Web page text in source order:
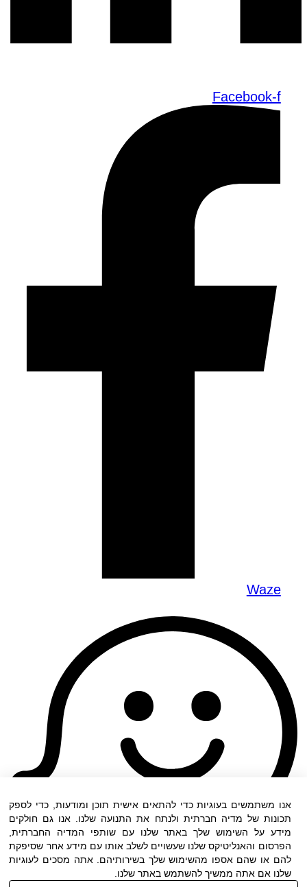
Facebook-f
Waze
אנו משתמשים בעוגיות כדי להתאים אישית תוכן ומודעות, כדי לספק
תכונות של מדיה חברתית ולנתח את התנועה שלנו. אנו גם חולקים
מידע על השימוש שלך באתר שלנו עם שותפי המדיה החברתית,
הפרסום והאנליטיקס שלנו שעשויים לשלב אותו עם מידע אחר שסיפקת
להם או שהם אספו מהשימוש שלך בשירותיהם. אתה מסכים לעוגיות
שלנו אם אתה ממשיך להשתמש באתר שלנו.